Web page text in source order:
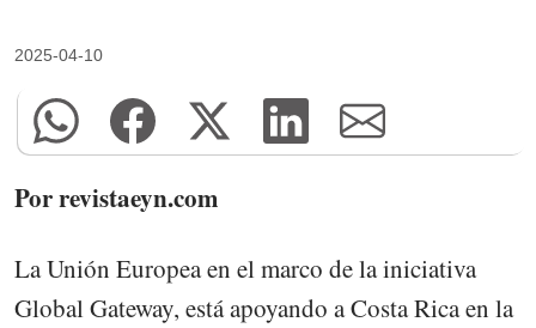
2025-04-10
Por revistaeyn.com
La Unión Europea en el marco de la iniciativa
Global Gateway, está apoyando a Costa Rica en la